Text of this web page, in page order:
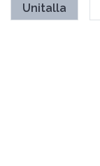
Unitalla